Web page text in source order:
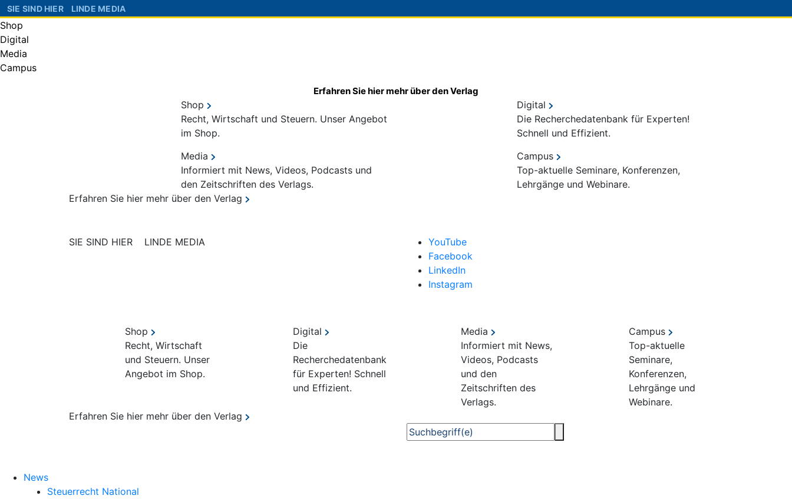
SIE SIND HIER LINDE MEDIA
Shop
Digital
Media
Campus
Erfahren Sie hier mehr über den Verlag
Shop
Recht, Wirtschaft und Steuern. Unser Angebot
im Shop.
Digital
Die Recherchedatenbank für Experten!
Schnell und Effizient.
Media
Informiert mit News, Videos, Podcasts und
den Zeitschriften des Verlags.
Campus
Top-aktuelle Seminare, Konferenzen,
Lehrgänge und Webinare.
Erfahren Sie hier mehr über den Verlag
SIE SIND HIER LINDE MEDIA
YouTube
Facebook
LinkedIn
Instagram
Shop
Recht, Wirtschaft
und Steuern. Unser
Angebot im Shop.
Digital
Die
Recherchedatenbank
für Experten! Schnell
und Effizient.
Media
Informiert mit News,
Videos, Podcasts
und den
Zeitschriften des
Verlags.
Campus
Top-aktuelle
Seminare,
Konferenzen,
Lehrgänge und
Webinare.
Erfahren Sie hier mehr über den Verlag
News
Steuerrecht National